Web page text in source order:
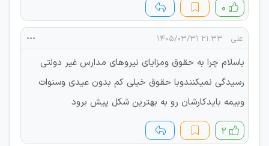
۰
علی ۲۱:۳۳ ۱۴۰۵/۰۳/۳۱
باسلام چرا به حقوق ومزایای نیروهای مدارس غیر دولتی
رسیدگی نمیکنندوبا حقوق خیلی کم بدون عیدی وسنوات
وبیمه بایدکارشان رو به بهترین شکل پیش برود
۲